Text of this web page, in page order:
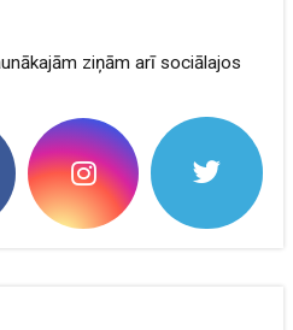
ziņām arī sociālajos